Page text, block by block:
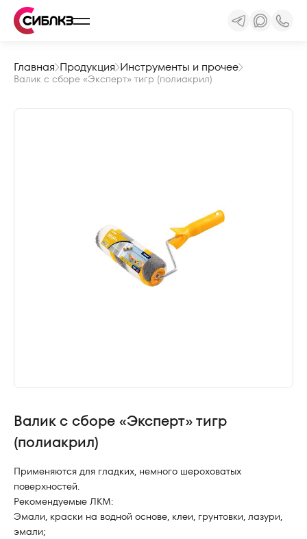
Главная Продукция Инструменты и прочее
Валик с сборе «Эксперт» тигр (полиакрил)
Валик с сборе «Эксперт» тигр
(полиакрил)
Применяются для гладких, немного шероховатых
поверхностей.
Рекомендуемые ЛКМ:
Эмали, краски на водной основе, клеи, грунтовки, лазури,
эмали;